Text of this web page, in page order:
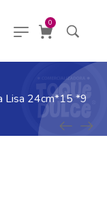
0
Lisa 24cm*15 *9